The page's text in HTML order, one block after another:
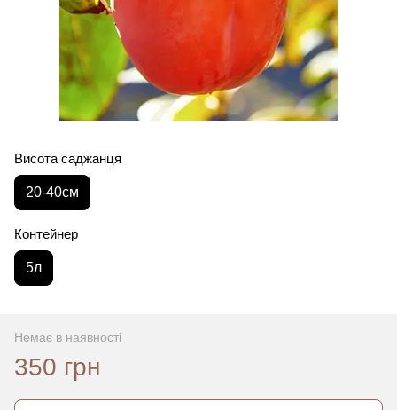
Висота саджанця
20-40см
Контейнер
5л
Немає в наявності
350 грн